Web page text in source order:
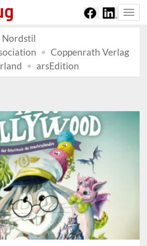
Nordstil
Coppenrath Verlag
arsEdition